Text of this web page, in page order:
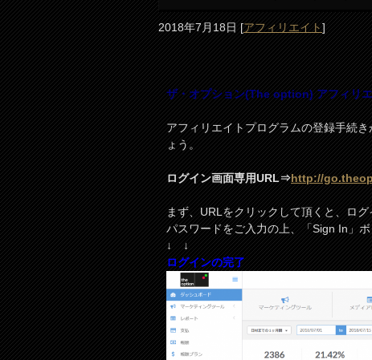
2018年7月18日[アフィリエイト]
ザ・オプション(The option) アフィリ
アフィリエイトプログラムの登録手続
ょう。
ログイン画面専用URL⇒http://
まず、URLをクリックして頂くと、ロ
パスワードをご入力の上、「Sign In」
↓ ↓
ログインの完了